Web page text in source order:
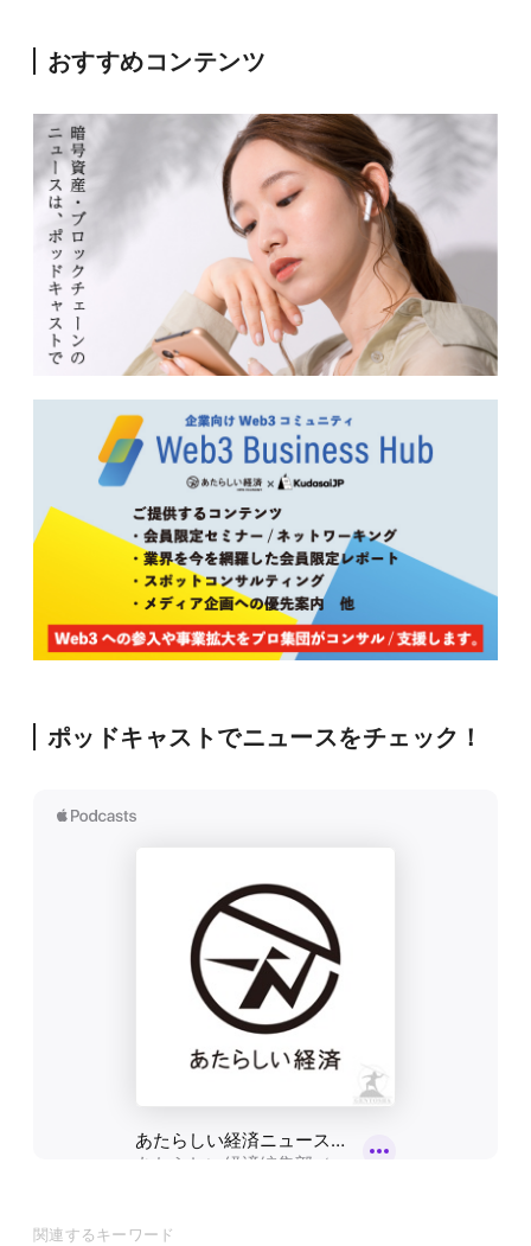
おすすめコンテンツ
ポッドキャストでニュースをチェック！
関連するキーワード